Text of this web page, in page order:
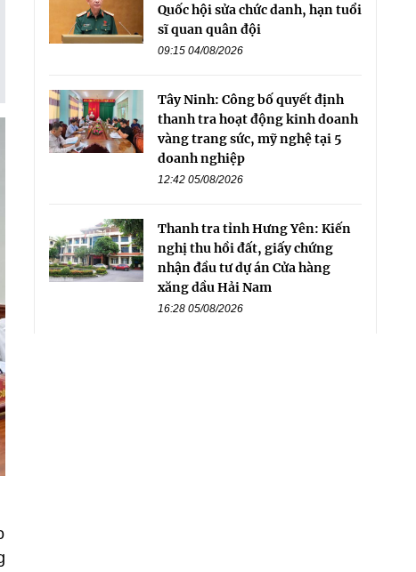
Quốc hội sửa chức danh, hạn tuổi
sĩ quan quân đội
09:15 04/08/2026
Tây Ninh: Công bố quyết định
thanh tra hoạt động kinh doanh
vàng trang sức, mỹ nghệ tại 5
doanh nghiệp
12:42 05/08/2026
Thanh tra tỉnh Hưng Yên: Kiến
nghị thu hồi đất, giấy chứng
nhận đầu tư dự án Cửa hàng
xăng dầu Hải Nam
16:28 05/08/2026